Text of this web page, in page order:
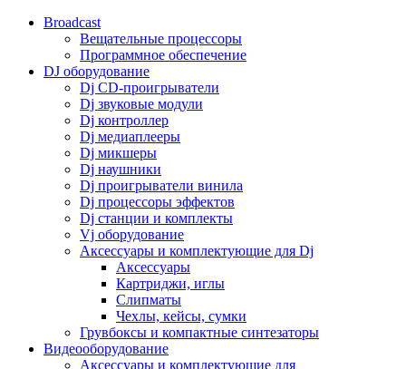
Broadcast
Вещательные процессоры
Программное обеспечение
DJ оборудование
Dj CD-проигрыватели
Dj звуковые модули
Dj контроллер
Dj медиаплееры
Dj микшеры
Dj наушники
Dj проигрыватели винила
Dj процессоры эффектов
Dj станции и комплекты
Vj оборудование
Аксессуары и комплектующие для Dj
Аксессуары
Картриджи, иглы
Слипматы
Чехлы, кейсы, сумки
Грувбоксы и компактные синтезаторы
Видеооборудование
Аксессуары и комплектующие для